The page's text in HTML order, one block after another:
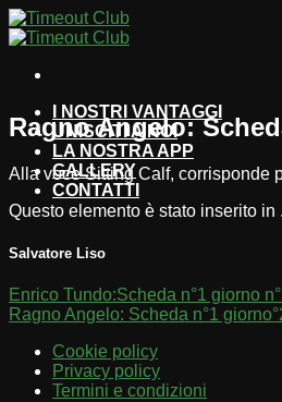
Salta
ai
I NOSTRI VANTAGGI
UNISCITI A NOI
LA NOSTRA APP
GALLERY
CONTATTI
Ragno Angelo:
Alla voce Sitting Calf, corrisponde
Questo elemento è stato inserito in
Salvatore Liso
Enrico Tundo:Scheda n°1 giorno
Ragno Angelo: Scheda n°1
Cookie policy
Privacy policy
Termini e condizioni